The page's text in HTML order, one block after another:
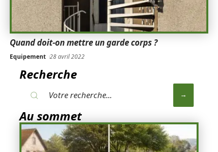
Quand doit-on mettre un garde corps ?
Equipement 28 avril 2022
Recherche
Au sommet